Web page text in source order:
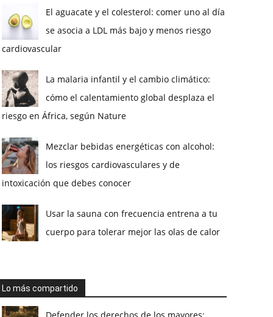
El aguacate y el colesterol: comer uno al día
se asocia a LDL más bajo y menos riesgo
cardiovascular
La malaria infantil y el cambio climático:
cómo el calentamiento global desplaza el
riesgo en África, según Nature
Mezclar bebidas energéticas con alcohol:
los riesgos cardiovasculares y de
intoxicación que debes conocer
Usar la sauna con frecuencia entrena a tu
cuerpo para tolerar mejor las olas de calor
Lo más compartido